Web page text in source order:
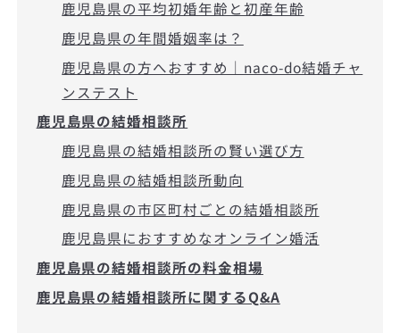
鹿児島県の平均初婚年齢と初産年齢
鹿児島県の年間婚姻率は？
鹿児島県の方へおすすめ｜naco-do結婚チャ
ンステスト
鹿児島県の結婚相談所
鹿児島県の結婚相談所の賢い選び方
鹿児島県の結婚相談所動向
鹿児島県の市区町村ごとの結婚相談所
鹿児島県におすすめなオンライン婚活
鹿児島県の結婚相談所の料金相場
鹿児島県の結婚相談所に関するQ&A